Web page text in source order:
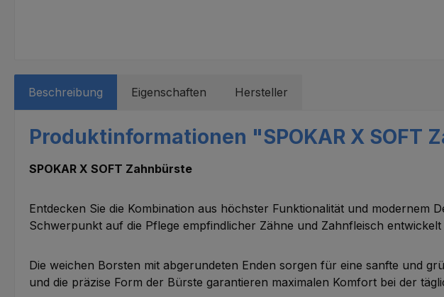
Beschreibung Eigenschaften Hersteller
Produktinformationen "SPOKAR X SOFT
SPOKAR X SOFT Zahnbürste
Entdecken Sie die Kombination aus höchster Funktionalität und modernem
Schwerpunkt auf die Pflege empfindlicher Zähne und Zahnfleisch
Die weichen Borsten mit abgerundeten Enden sorgen für eine sanfte und
und die präzise Form der Bürste garantieren maximalen Komfort bei der